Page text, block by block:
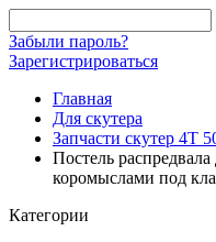
Забыли пароль?
Зарегистрироваться
Главная
Для скутера
Запчасти скутер 4Т
Постель
коромыслами под
Категории